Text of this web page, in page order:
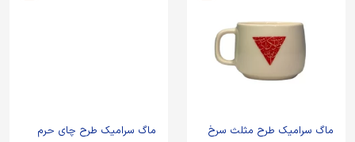
ماگ سرامیک طرح مثلث سرخ ماگ سرامیک طرح چای حرم